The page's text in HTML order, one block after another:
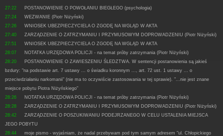
27:22
POSTANOWIENIE O POWOŁANIU BIEGŁEGO (psychologia)
27:24
WEZWANIE (Piotr Niżyński)
27:26
WNIOSEK UBEZPIECZYCIELA O ZGODĘ NA WGLĄD W AKTA
27:40
ZARZĄDZENIE O ZATRZYMANIU I PRZYMUSOWYM DOPROWADZENIU (Piotr Niżyński)
27:51
WNIOSEK UBEZPIECZYCIELA O ZGODĘ NA WGLĄD W AKTA
28:07
NOTATKA URZĘDOWA POLICJI - na temat próby zatrzymania (Piotr Niżyński)
28:20
POSTANOWIENIE O ZAWIESZENIU ŚLEDZTWA. W sentencji postanowienia są jakieś
bzdury: "na podstawie art. 7 ustawy ... o świadku koronnym ..., art. 72 ust. 1 ustawy ... o
przeciwdziałaniu narkomanii" (nie ma to oczywiście zastosowania w tej sprawie). "...nie jest znane
miejsce pobytu Piotra Niżyńskiego"
28:26
NOTATKA URZĘDOWA POLICJI - na temat próby zatrzymania (Piotr Niżyński)
28:28
ZARZĄDZENIE O ZATRZYMANIU I PRZYMUSOWYM DOPROWADZENIU (Piotr Niżyński)
28:42
ZARZĄDZENIE O POSZUKIWANIU PODEJRZANEGO W CELU USTALENIA MIEJSCA
JEGO POBYTU
28:44
moje pismo - wyjaśniam, że nadal przebywam pod tym samym adresem "ul. Chłopickiego